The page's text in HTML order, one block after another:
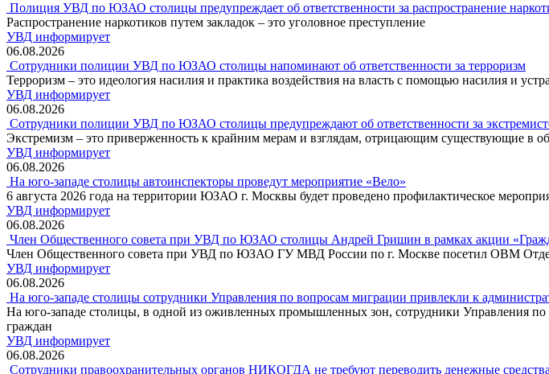
Полиция УВД по ЮЗАО столицы предупреждает об ответственности за распространение
Распространение наркотиков путем закладок – это уголовное преступление
УВД информирует
06.08.2026
Сотрудники полиции УВД по ЮЗАО столицы напоминают об ответственности за терроризм
Терроризм – это идеология насилия и практика воздействия на власть с помощью насилия и
УВД информирует
06.08.2026
Сотрудники полиции УВД по ЮЗАО столицы предупреждают об ответственности за
Экстремизм – это приверженность к крайним мерам и взглядам, отрицающим существующие в
УВД информирует
06.08.2026
На юго-западе столицы автоинспекторы проведут мероприятие «Вело»
6 августа 2026 года на территории ЮЗАО г. Москвы будет проведено профилактическое
УВД информирует
06.08.2026
Член Общественного совета при УВД по ЮЗАО столицы Андрей Гришин в рамках акции
Член Общественного совета при УВД по ЮЗАО ГУ МВД России по г. Москве посетил ОВМ
УВД информирует
06.08.2026
На юго-западе столицы сотрудники Управления по вопросам миграции привлекли к
На юго-западе столицы, в одной из оживленных промышленных зон, сотрудники Управления
граждан
УВД информирует
06.08.2026
Сотрудники правоохранительных органов НИКОГДА не требуют переводить денежные